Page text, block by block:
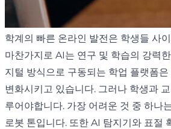
학계의 빠른 온라인 발전은 학생들 사
마찬가지로 AI는 연구 및 학습의 강력
지털 방식으로 구동되는 학업 플랫폼
변화시키고 있습니다. 그러나 학생과
루어야합니다. 가장 어려운 것 중 하나
로봇 톤입니다. 또한 AI 탐지기와 표절